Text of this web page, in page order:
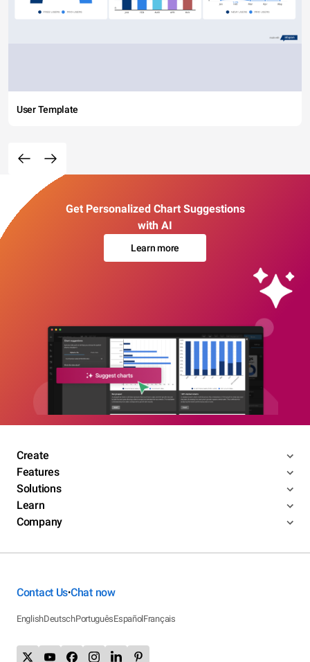
User Template
Get Personalized Chart Suggestions
with AI
Learn more
Create
Features
Solutions
Learn
Company
Contact Us•Chat now
EnglishDeutschPortuguêsEspañolFrançais